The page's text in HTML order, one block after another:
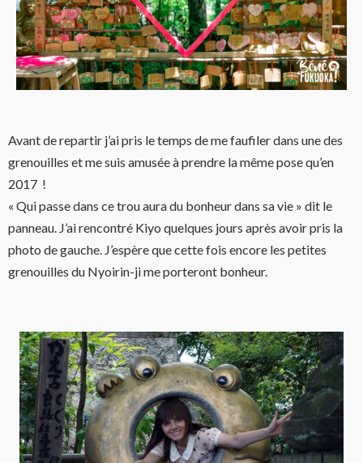
Avant de repartir j’ai pris le temps de me faufiler dans une des
grenouilles et me suis amusée à prendre la même pose qu’en
2017 !
« Qui passe dans ce trou aura du bonheur dans sa vie » dit le
panneau. J’ai rencontré Kiyo quelques jours après avoir pris la
photo de gauche. J’espère que cette fois encore les petites
grenouilles du Nyoirin-ji me porteront bonheur.